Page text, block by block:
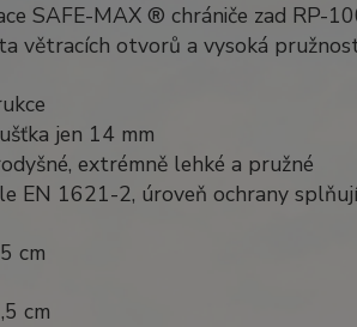
SAFE-MAX ® chrániče zad RP-
větracích otvorů a vysoká
jen 14 mm
extrémně lehké a pružné
EN 1621-2, úroveň ochrany
cm
cm